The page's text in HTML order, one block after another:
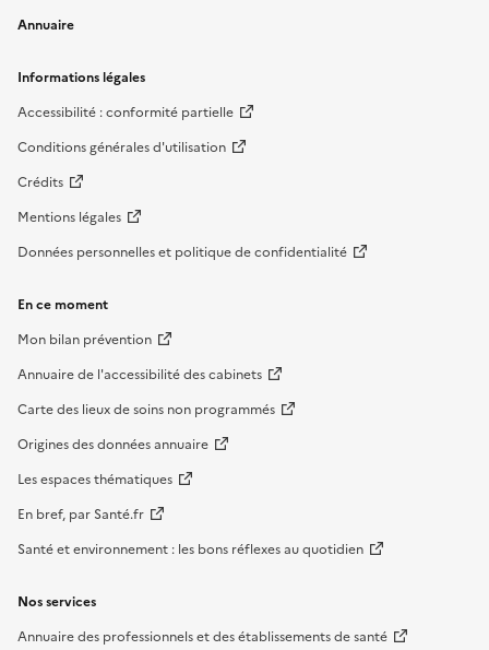
Annuaire
Informations légales
Accessibilité : conformité partielle
Conditions générales d'utilisation
Crédits
Mentions légales
Données personnelles et politique de confidentialité
En ce moment
Mon bilan prévention
Annuaire de l'accessibilité des cabinets
Carte des lieux de soins non programmés
Origines des données annuaire
Les espaces thématiques
En bref, par Santé.fr
Santé et environnement : les bons réflexes au quotidien
Nos services
Annuaire des professionnels et des établissements de santé